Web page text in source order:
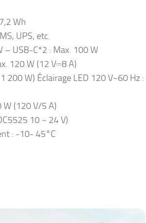
Wh
UPS, etc.
– USB-C*2 : Max. 100 W
120 W (12 V⎓8 A)
200 W) Éclairage LED 120 V~60 Hz :
W (120 V/5 A)
10 ~ 24 V)
: -10- 45°C